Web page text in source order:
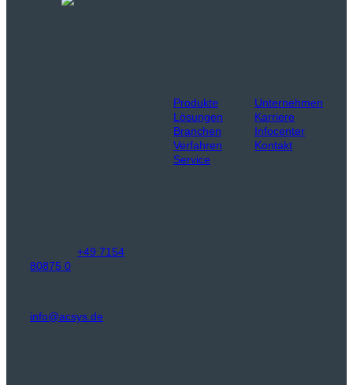
+49 7154
80875 0
info@acsys.de
Produkte
Lösungen
Branchen
Verfahren
Service
Unternehmen
Karriere
Infocenter
Kontakt